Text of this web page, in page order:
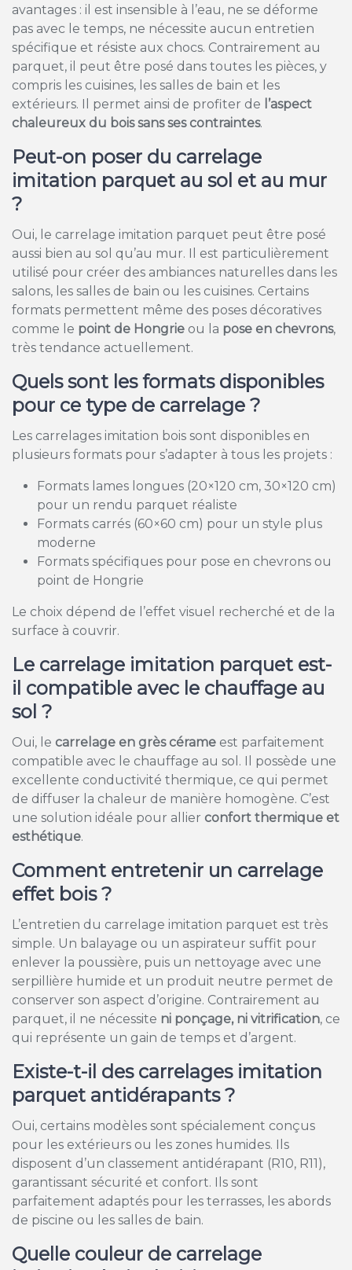
avantages : il est insensible à l’eau, ne se déforme
pas avec le temps, ne nécessite aucun entretien
spécifique et résiste aux chocs. Contrairement au
parquet, il peut être posé dans toutes les pièces, y
compris les cuisines, les salles de bain et les
extérieurs. Il permet ainsi de profiter de l’aspect
chaleureux du bois sans ses contraintes.
Peut-on poser du carrelage
imitation parquet au sol et au mur
?
Oui, le carrelage imitation parquet peut être posé
aussi bien au sol qu’au mur. Il est particulièrement
utilisé pour créer des ambiances naturelles dans les
salons, les salles de bain ou les cuisines. Certains
formats permettent même des poses décoratives
comme le point de Hongrie ou la pose en chevrons,
très tendance actuellement.
Quels sont les formats disponibles
pour ce type de carrelage ?
Les carrelages imitation bois sont disponibles en
plusieurs formats pour s’adapter à tous les projets :
Formats lames longues (20×120 cm, 30×120 cm)
pour un rendu parquet réaliste
Formats carrés (60×60 cm) pour un style plus
moderne
Formats spécifiques pour pose en chevrons ou
point de Hongrie
Le choix dépend de l’effet visuel recherché et de la
surface à couvrir.
Le carrelage imitation parquet est-
il compatible avec le chauffage au
sol ?
Oui, le carrelage en grès cérame est parfaitement
compatible avec le chauffage au sol. Il possède une
excellente conductivité thermique, ce qui permet
de diffuser la chaleur de manière homogène. C’est
une solution idéale pour allier confort thermique et
esthétique.
Comment entretenir un carrelage
effet bois ?
L’entretien du carrelage imitation parquet est très
simple. Un balayage ou un aspirateur suffit pour
enlever la poussière, puis un nettoyage avec une
serpillière humide et un produit neutre permet de
conserver son aspect d’origine. Contrairement au
parquet, il ne nécessite ni ponçage, ni vitrification, ce
qui représente un gain de temps et d’argent.
Existe-t-il des carrelages imitation
parquet antidérapants ?
Oui, certains modèles sont spécialement conçus
pour les extérieurs ou les zones humides. Ils
disposent d’un classement antidérapant (R10, R11),
garantissant sécurité et confort. Ils sont
parfaitement adaptés pour les terrasses, les abords
de piscine ou les salles de bain.
Quelle couleur de carrelage